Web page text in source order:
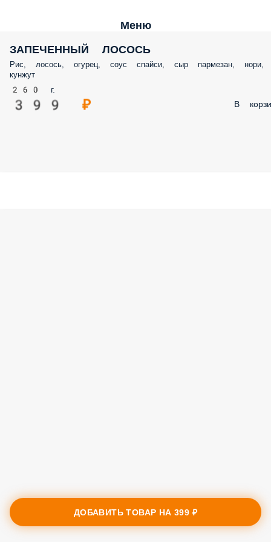
Меню
ЗАПЕЧЕННЫЙ ЛОСОСЬ
Рис, лосось, огурец, соус спайси, сыр пармезан, нори,
кунжут
260 г.
399 ₽ В
ДОБАВИТЬ ТОВАР НА399 ₽